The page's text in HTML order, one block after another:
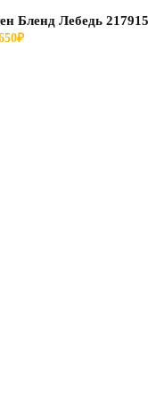
Бленд Лебедь
₽